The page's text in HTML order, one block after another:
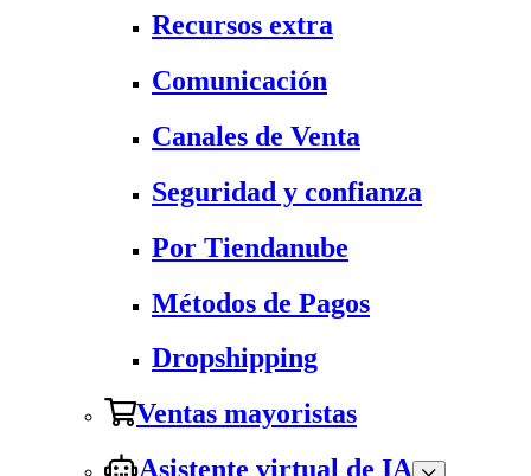
Recursos extra
Comunicación
Canales de Venta
Seguridad y confianza
Por Tiendanube
Métodos de Pagos
Dropshipping
Ventas mayoristas
Asistente virtual de IA